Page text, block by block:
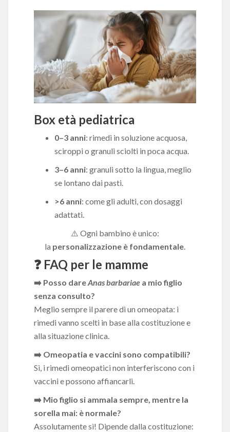
Box età pediatrica
0–3 anni: rimedi in soluzione acquosa,
sciroppi o granuli sciolti in poca acqua.
3–6 anni: granuli sotto la lingua, meglio
se lontano dai pasti.
>6 anni: come gli adulti, con dosaggi
adattati.
⚠️ Ogni bambino è unico:
la personalizzazione è fondamentale
❓ FAQ per le mamme
➡️ Posso dareAnas barbariae a mio figlio
senza consulto?
Meglio sempre il parere di un omeopata: i
rimedi vanno scelti in base alla costituzione e
alla situazione clinica.
➡️ Omeopatia e vaccini sono compatibili?
Sì, i rimedi omeopatici non interferiscono con i
vaccini e possono affiancarli.
➡️ Mio figlio si ammala sempre, mentre la
sorella mai: è normale?
Assolutamente sì! Dipende dalla costituzione: